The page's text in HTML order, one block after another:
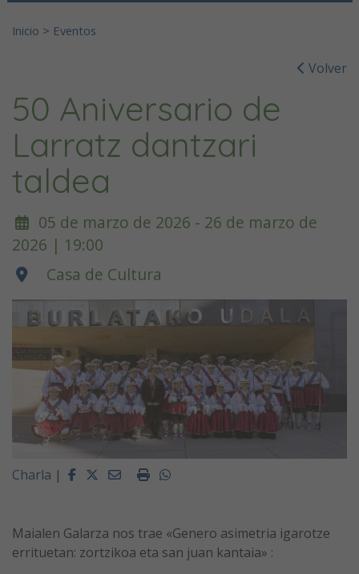
Inicio > Eventos
Volver
50 Aniversario de
Larratz dantzari
taldea
05 de marzo de 2026 - 26 de marzo de
2026 | 19:00
Casa de Cultura
Charla | FacebookTwitterEmailImprimirWhatsapp
Maialen Galarza nos trae «Genero asimetria igarotze
errituetan: zortzikoa eta san juan kantaia» :